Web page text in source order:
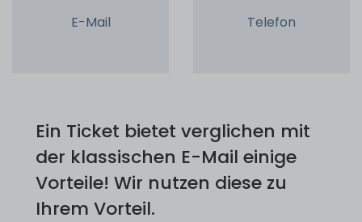
E-Mail Telefon
Ein Ticket bietet verglichen mit
der klassischen E-Mail einige
Vorteile! Wir nutzen diese zu
Ihrem Vorteil.